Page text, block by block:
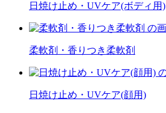
日焼け止め・UVケア(ボディ用)
柔軟剤・香りつき柔軟剤
日焼け止め・UVケア(顔用)